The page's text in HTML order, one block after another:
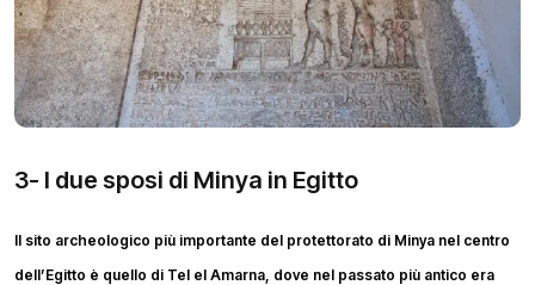
3- I due sposi di Minya in Egitto
Il sito archeologico più importante del protettorato di Minya nel centro
dell’Egitto è quello di Tel el Amarna, dove nel passato più antico era